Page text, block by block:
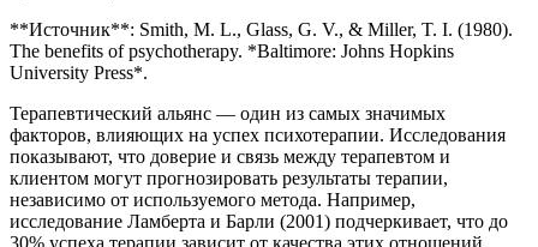
**Источник**: Smith, M. L., Glass, G. V., & Miller, T. I. (1980).
The benefits of psychotherapy. *Baltimore: Johns Hopkins
University Press*.
Терапевтический альянс — один из самых значимых
факторов, влияющих на успех психотерапии. Исследования
показывают, что доверие и связь между терапевтом и
клиентом могут прогнозировать результаты терапии,
независимо от используемого метода. Например,
исследование Ламберта и Барли (2001) подчеркивает, что до
30% успеха терапии зависит от качества этих отношений.